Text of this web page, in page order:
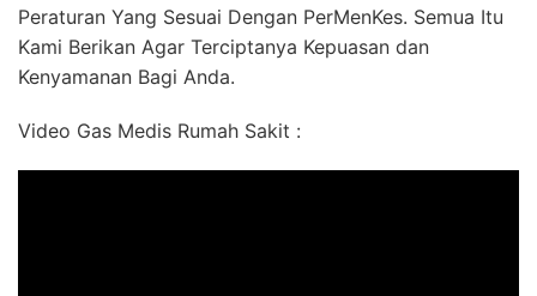
Peraturan Yang Sesuai Dengan PerMenKes. Semua Itu
Kami Berikan Agar Terciptanya Kepuasan dan
Kenyamanan Bagi Anda.
Video Gas Medis Rumah Sakit :